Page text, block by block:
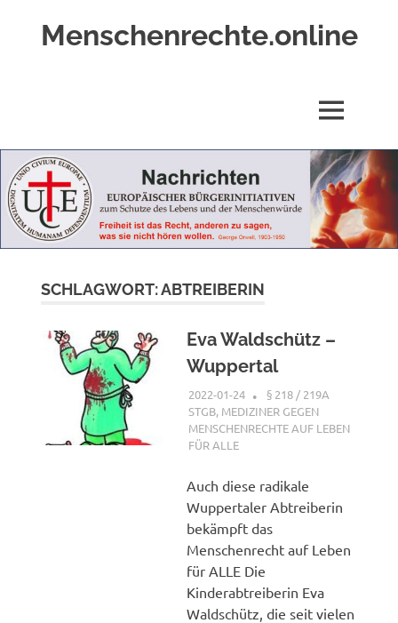
Menschenrechte.online
Geborene
wie
für
Ungeborene
MENÜ
SCHLAGWORT:ABTREIBERIN
Eva Waldschütz –
Wuppertal
2022-01-24 G A
§ 218 / 219A
STGB, MEDIZINER GEGEN
MENSCHENRECHTE AUF LEBEN
FÜR ALLE
Auch diese radikale
Wuppertaler Abtreiberin
bekämpft das
Menschenrecht auf Leben
für ALLE Die
Kinderabtreiberin Eva
Waldschütz, die seit vielen